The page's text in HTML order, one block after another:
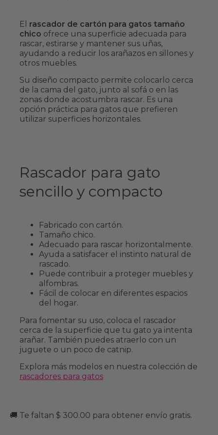
El rascador de cartón para gatos tamaño
chico ofrece una superficie adecuada para
rascar, estirarse y mantener sus uñas,
ayudando a reducir los arañazos en sillones y
otros muebles.
Su diseño compacto permite colocarlo cerca
de la cama del gato, junto al sofá o en las
zonas donde acostumbra rascar. Es una
opción práctica para gatos que prefieren
utilizar superficies horizontales.
Rascador para gato
sencillo y compacto
Fabricado con cartón.
Tamaño chico.
Adecuado para rascar horizontalmente.
Ayuda a satisfacer el instinto natural de
rascado.
Puede contribuir a proteger muebles y
alfombras.
Fácil de colocar en diferentes espacios
del hogar.
Para fomentar su uso, coloca el rascador
cerca de la superficie que tu gato ya intenta
arañar. También puedes atraerlo con un
juguete o un poco de catnip.
Explora más modelos en nuestra colección de
rascadores para gatos
🚚 Te faltan $ 300.00 para obtener envío gratis.